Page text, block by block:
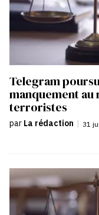
Telegram
manquement
terroristes
par La rédaction | 31